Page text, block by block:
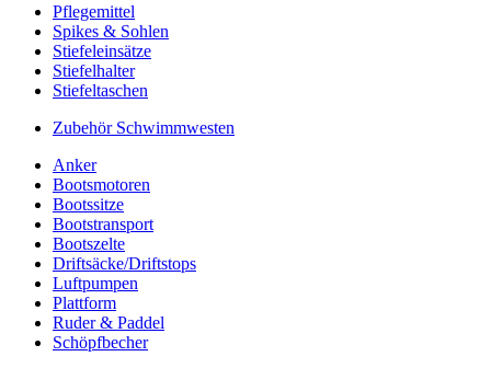
Pflegemittel
Spikes & Sohlen
Stiefeleinsätze
Stiefelhalter
Stiefeltaschen
Zubehör Schwimmwesten
Anker
Bootsmotoren
Bootssitze
Bootstransport
Bootszelte
Driftsäcke/Driftstops
Luftpumpen
Plattform
Ruder & Paddel
Schöpfbecher